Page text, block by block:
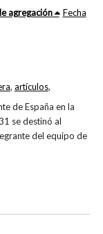
agregación Fecha
de España en la
se destinó al
del equipo de
, artículos,